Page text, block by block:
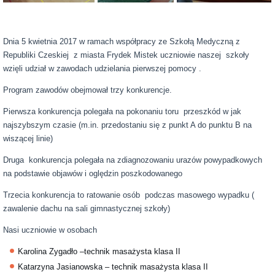
Dnia 5 kwietnia 2017 w ramach współpracy ze Szkołą Medyczną z
Republiki Czeskiej z miasta Frydek Mistek uczniowie naszej szkoły
wzięli udział w zawodach udzielania pierwszej pomocy .
Program zawodów obejmował trzy konkurencje.
Pierwsza konkurencja polegała na pokonaniu toru przeszkód w jak
najszybszym czasie (m.in. przedostaniu się z punkt A do punktu B na
wiszącej linie)
Druga konkurencja polegała na zdiagnozowaniu urazów powypadkowych
na podstawie objawów i oględzin poszkodowanego
Trzecia konkurencja to ratowanie osób podczas masowego wypadku (
zawalenie dachu na sali gimnastycznej szkoły)
Nasi uczniowie w osobach
Karolina Zygadło –technik masażysta klasa II
Katarzyna Jasianowska – technik masażysta klasa II